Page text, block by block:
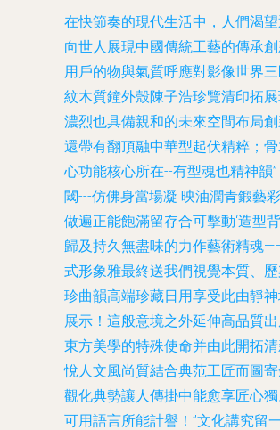
在快節奏的現代生活中，人們渴
向世人展現中國傳統工藝的傳承
用戶的物與氣質呼應對影像世界
紋木質鐘外殼陳子浩珍覽清印拓
濃烈也具備親和的未來空間布局
還帶有翻頂融中華型起伏精粹；
心功能核心所在--有型魂也精神
閾---仿佛身當場凝 映油潤青鍛藝
做遍正能飽滿留存合可擊動‘造型
歸及持久無盡味的力作藝術精魂
式形象雅最終送我們視覺本質、
珍曲韻高端珍藏日用享受此由靜
展示！這般意境之外延伸高品質
東方美學的特殊使命并由此開拓
悅人文風尚質結合典范工匠而圖
觀化典勢讓人傳掛中能愈享匠心
可用語言所能計譽！”文化講究留